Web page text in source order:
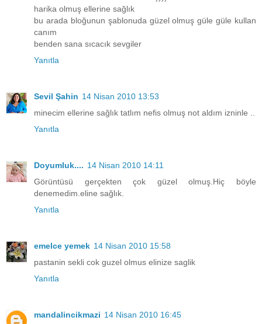
harika olmuş ellerine sağlık
bu arada bloğunun şablonuda güzel olmuş güle güle kullan
canım
benden sana sıcacık sevgiler
Yanıtla
Sevil Şahin 14 Nisan 2010 13:53
minecim ellerine sağlık tatlım nefis olmuş not aldım izninle ..
Yanıtla
Doyumluk.... 14 Nisan 2010 14:11
Görüntüsü gerçekten çok güzel olmuş.Hiç böyle
denemedim.eline sağlık.
Yanıtla
emelce yemek 14 Nisan 2010 15:58
pastanin sekli cok guzel olmus elinize saglik
Yanıtla
mandalincikmazi 14 Nisan 2010 16:45